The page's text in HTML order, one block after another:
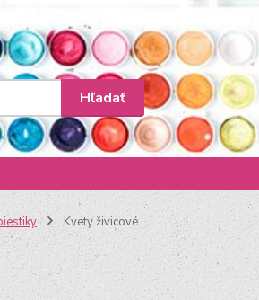
Hľadať
Kvety živicové